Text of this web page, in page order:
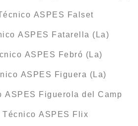
ASPES Falset
ASPES Fatarella (La)
ASPES Febró (La)
ASPES Figuera (La)
ASPES Figuerola del Camp
Técnico ASPES Flix